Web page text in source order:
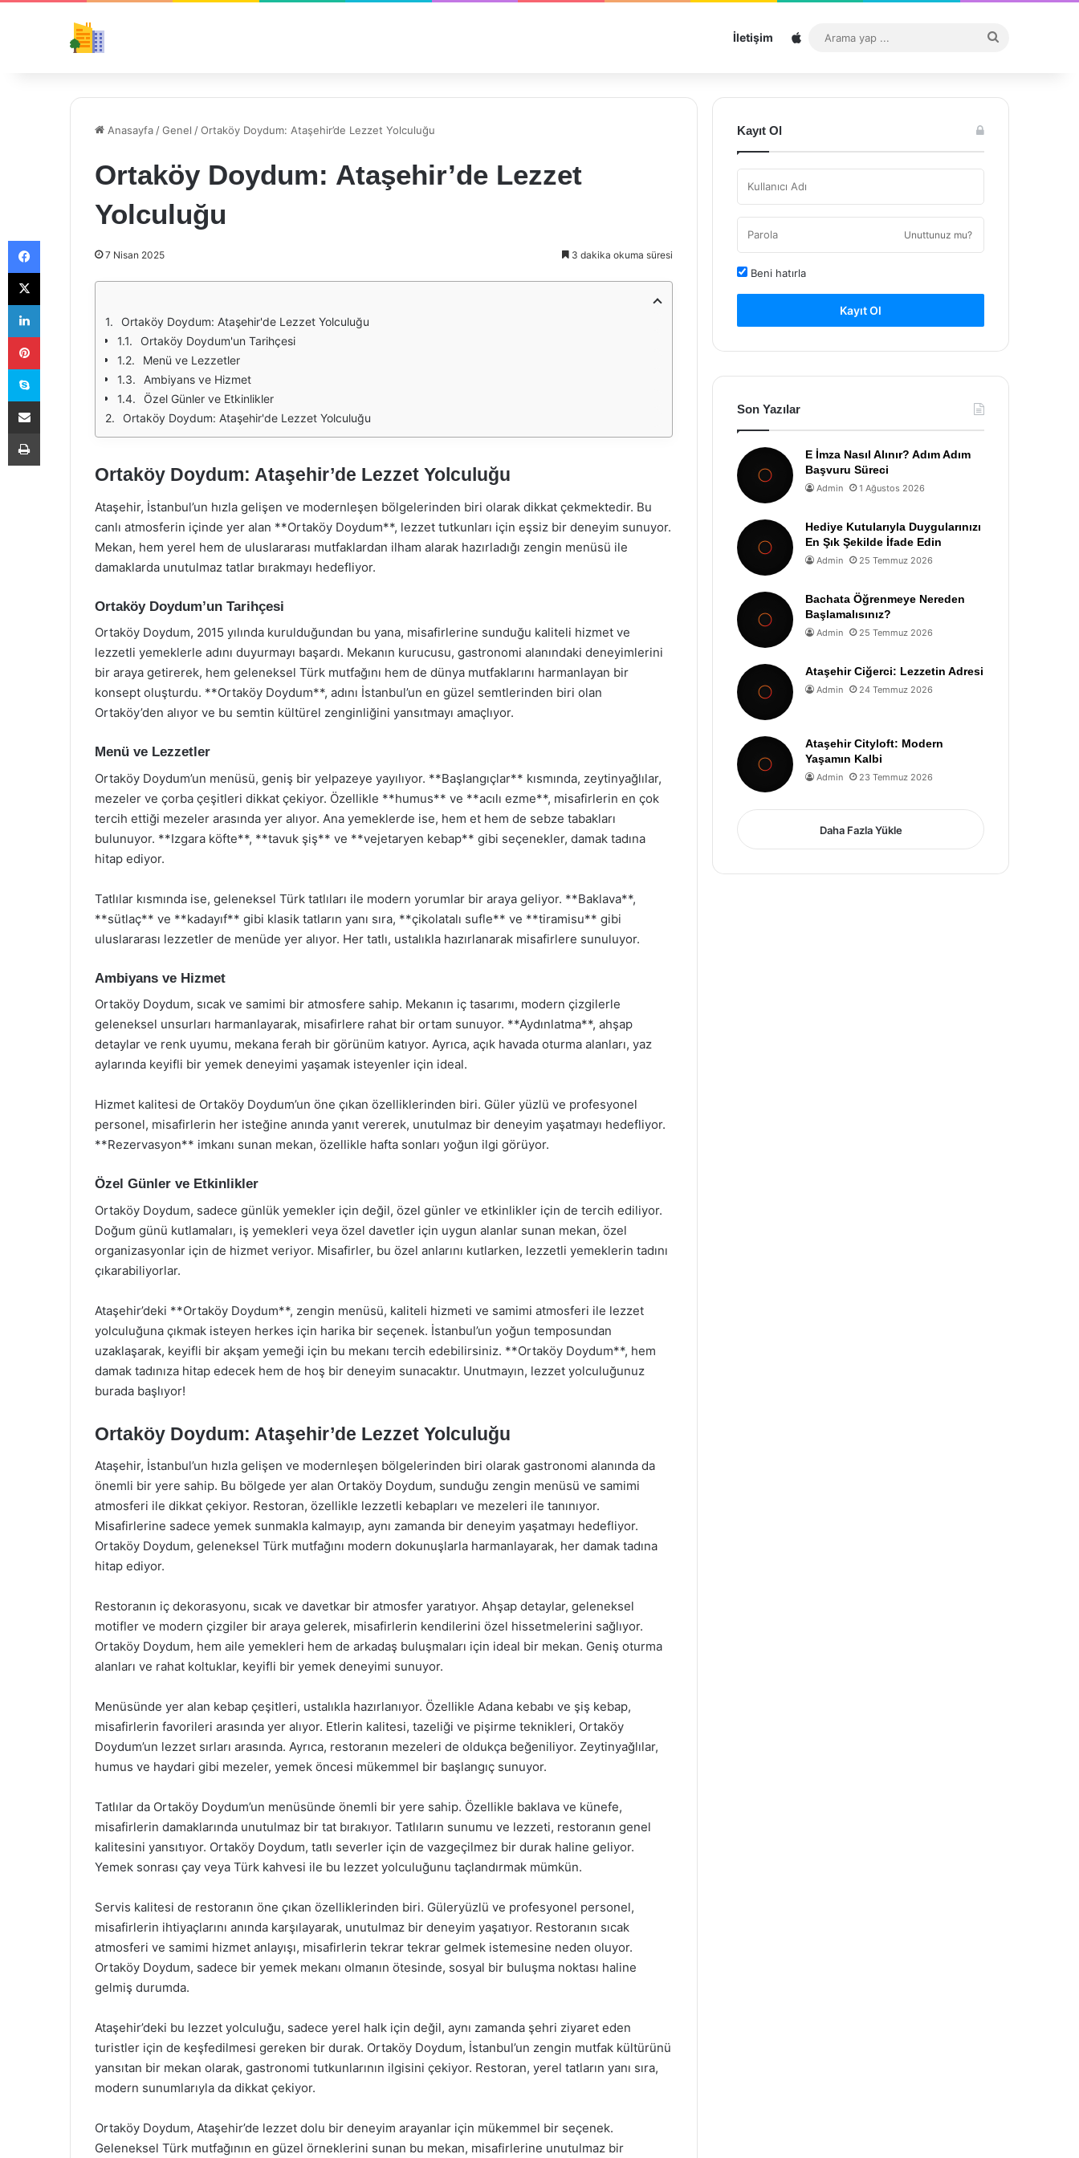
İletişim Sitemap
...
Anasayfa /Genel /Ortaköy Doydum: Ataşehir’de Lezzet Yolculuğu
Ortaköy Doydum: Ataşehir’de Lezzet
Yolculuğu
7 Nisan 2025 3 dakika okuma süresi
Ortaköy Doydum: Ataşehir'de Lezzet Yolculuğu
Ortaköy Doydum'un Tarihçesi
Menü ve Lezzetler
Ambiyans ve Hizmet
Özel Günler ve Etkinlikler
Ortaköy Doydum: Ataşehir'de Lezzet Yolculuğu
Ortaköy Doydum: Ataşehir’de Lezzet Yolculuğu
Ataşehir, İstanbul’un hızla gelişen ve modernleşen bölgelerinden biri olarak dikkat çekmektedir. Bu
canlı atmosferin içinde yer alan **Ortaköy Doydum**, lezzet tutkunları için eşsiz bir deneyim sunuyor.
Mekan, hem yerel hem de uluslararası mutfaklardan ilham alarak hazırladığı zengin menüsü ile
damaklarda unutulmaz tatlar bırakmayı hedefliyor.
Ortaköy Doydum’un Tarihçesi
Ortaköy Doydum, 2015 yılında kurulduğundan bu yana, misafirlerine sunduğu kaliteli hizmet ve
lezzetli yemeklerle adını duyurmayı başardı. Mekanın kurucusu, gastronomi alanındaki deneyimlerini
bir araya getirerek, hem geleneksel Türk mutfağını hem de dünya mutfaklarını harmanlayan bir
konsept oluşturdu. **Ortaköy Doydum**, adını İstanbul’un en güzel semtlerinden biri olan
Ortaköy’den alıyor ve bu semtin kültürel zenginliğini yansıtmayı amaçlıyor.
Menü ve Lezzetler
Ortaköy Doydum’un menüsü, geniş bir yelpazeye yayılıyor. **Başlangıçlar** kısmında, zeytinyağlılar,
mezeler ve çorba çeşitleri dikkat çekiyor. Özellikle **humus** ve **acılı ezme**, misafirlerin en çok
tercih ettiği mezeler arasında yer alıyor. Ana yemeklerde ise, hem et hem de sebze tabakları
bulunuyor. **Izgara köfte**, **tavuk şiş** ve **vejetaryen kebap** gibi seçenekler, damak tadına
hitap ediyor.
Tatlılar kısmında ise, geleneksel Türk tatlıları ile modern yorumlar bir araya geliyor. **Baklava**,
**sütlaç** ve **kadayıf** gibi klasik tatların yanı sıra, **çikolatalı sufle** ve **tiramisu** gibi
uluslararası lezzetler de menüde yer alıyor. Her tatlı, ustalıkla hazırlanarak misafirlere sunuluyor.
Ambiyans ve Hizmet
Ortaköy Doydum, sıcak ve samimi bir atmosfere sahip. Mekanın iç tasarımı, modern çizgilerle
geleneksel unsurları harmanlayarak, misafirlere rahat bir ortam sunuyor. **Aydınlatma**, ahşap
detaylar ve renk uyumu, mekana ferah bir görünüm katıyor. Ayrıca, açık havada oturma alanları, yaz
aylarında keyifli bir yemek deneyimi yaşamak isteyenler için ideal.
Hizmet kalitesi de Ortaköy Doydum’un öne çıkan özelliklerinden biri. Güler yüzlü ve profesyonel
personel, misafirlerin her isteğine anında yanıt vererek, unutulmaz bir deneyim yaşatmayı hedefliyor.
**Rezervasyon** imkanı sunan mekan, özellikle hafta sonları yoğun ilgi görüyor.
Özel Günler ve Etkinlikler
Ortaköy Doydum, sadece günlük yemekler için değil, özel günler ve etkinlikler için de tercih ediliyor.
Doğum günü kutlamaları, iş yemekleri veya özel davetler için uygun alanlar sunan mekan, özel
organizasyonlar için de hizmet veriyor. Misafirler, bu özel anlarını kutlarken, lezzetli yemeklerin tadını
çıkarabiliyorlar.
Ataşehir’deki **Ortaköy Doydum**, zengin menüsü, kaliteli hizmeti ve samimi atmosferi ile lezzet
yolculuğuna çıkmak isteyen herkes için harika bir seçenek. İstanbul’un yoğun temposundan
uzaklaşarak, keyifli bir akşam yemeği için bu mekanı tercih edebilirsiniz. **Ortaköy Doydum**, hem
damak tadınıza hitap edecek hem de hoş bir deneyim sunacaktır. Unutmayın, lezzet yolculuğunuz
burada başlıyor!
Ortaköy Doydum: Ataşehir’de Lezzet Yolculuğu
Ataşehir, İstanbul’un hızla gelişen ve modernleşen bölgelerinden biri olarak gastronomi alanında da
önemli bir yere sahip. Bu bölgede yer alan Ortaköy Doydum, sunduğu zengin menüsü ve samimi
atmosferi ile dikkat çekiyor. Restoran, özellikle lezzetli kebapları ve mezeleri ile tanınıyor.
Misafirlerine sadece yemek sunmakla kalmayıp, aynı zamanda bir deneyim yaşatmayı hedefliyor.
Ortaköy Doydum, geleneksel Türk mutfağını modern dokunuşlarla harmanlayarak, her damak tadına
hitap ediyor.
Restoranın iç dekorasyonu, sıcak ve davetkar bir atmosfer yaratıyor. Ahşap detaylar, geleneksel
motifler ve modern çizgiler bir araya gelerek, misafirlerin kendilerini özel hissetmelerini sağlıyor.
Ortaköy Doydum, hem aile yemekleri hem de arkadaş buluşmaları için ideal bir mekan. Geniş oturma
alanları ve rahat koltuklar, keyifli bir yemek deneyimi sunuyor.
Menüsünde yer alan kebap çeşitleri, ustalıkla hazırlanıyor. Özellikle Adana kebabı ve şiş kebap,
misafirlerin favorileri arasında yer alıyor. Etlerin kalitesi, tazeliği ve pişirme teknikleri, Ortaköy
Doydum’un lezzet sırları arasında. Ayrıca, restoranın mezeleri de oldukça beğeniliyor. Zeytinyağlılar,
humus ve haydari gibi mezeler, yemek öncesi mükemmel bir başlangıç sunuyor.
Tatlılar da Ortaköy Doydum’un menüsünde önemli bir yere sahip. Özellikle baklava ve künefe,
misafirlerin damaklarında unutulmaz bir tat bırakıyor. Tatlıların sunumu ve lezzeti, restoranın genel
kalitesini yansıtıyor. Ortaköy Doydum, tatlı severler için de vazgeçilmez bir durak haline geliyor.
Yemek sonrası çay veya Türk kahvesi ile bu lezzet yolculuğunu taçlandırmak mümkün.
Servis kalitesi de restoranın öne çıkan özelliklerinden biri. Güleryüzlü ve profesyonel personel,
misafirlerin ihtiyaçlarını anında karşılayarak, unutulmaz bir deneyim yaşatıyor. Restoranın sıcak
atmosferi ve samimi hizmet anlayışı, misafirlerin tekrar tekrar gelmek istemesine neden oluyor.
Ortaköy Doydum, sadece bir yemek mekanı olmanın ötesinde, sosyal bir buluşma noktası haline
gelmiş durumda.
Ataşehir’deki bu lezzet yolculuğu, sadece yerel halk için değil, aynı zamanda şehri ziyaret eden
turistler için de keşfedilmesi gereken bir durak. Ortaköy Doydum, İstanbul’un zengin mutfak kültürünü
yansıtan bir mekan olarak, gastronomi tutkunlarının ilgisini çekiyor. Restoran, yerel tatların yanı sıra,
modern sunumlarıyla da dikkat çekiyor.
Ortaköy Doydum, Ataşehir’de lezzet dolu bir deneyim arayanlar için mükemmel bir seçenek.
Geleneksel Türk mutfağının en güzel örneklerini sunan bu mekan, misafirlerine unutulmaz bir
Kayıt Ol
Unuttunuz mu?
Beni hatırla
Kayıt Ol
Son Yazılar
E İmza Nasıl Alınır? Adım Adım
Başvuru Süreci
Admin 1 Ağustos 2026
Hediye Kutularıyla Duygularınızı
En Şık Şekilde İfade Edin
Admin 25 Temmuz 2026
Bachata Öğrenmeye Nereden
Başlamalısınız?
Admin 25 Temmuz 2026
Ataşehir Ciğerci: Lezzetin Adresi
Admin 24 Temmuz 2026
Ataşehir Cityloft: Modern
Yaşamın Kalbi
Admin 23 Temmuz 2026
Daha Fazla Yükle
Facebook
X
LinkedIn
Pinterest
Skype
E-Posta ile paylaş